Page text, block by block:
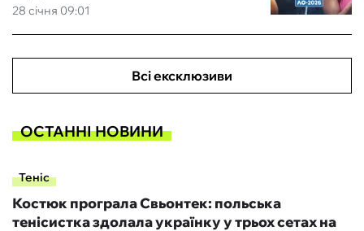
28 січня 09:01
Всі ексклюзиви
ОСТАННІ НОВИНИ
Теніс
Костюк програла Свьонтек: польська
тенісистка здолала українку у трьох сетах на